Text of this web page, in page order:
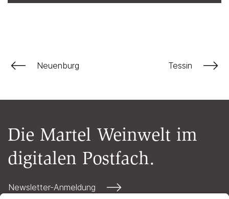
Neuenburg Tessin
Die Martel Weinwelt im
digitalen Postfach.
Newsletter-Anmeldung